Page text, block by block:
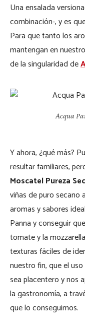
Una ensalada
combinación-, y es
Para que tanto los
mantengan en
de la singularidad de
Acqua
Y ahora, ¿qué más?
resultar familiares,
Moscatel Pureza
viñas de puro secano
aromas y sabores
Panna y conseguir
tomate y la
texturas fáciles de
nuestro fin, que el
sea placentero y nos
la gastronomía, a
que lo conseguimos.